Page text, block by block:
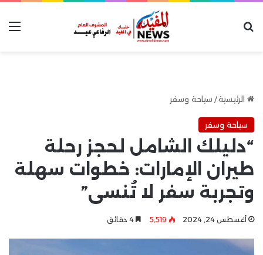
الرئيسية/ سياحة وسفر
سياحة وسفر
“دليلك الشامل لحجز رحلة
طيران الإمارات: خطوات سهلة
وتجربة سفر لا تُنسى”
أغسطس 24, 2024 5٬519